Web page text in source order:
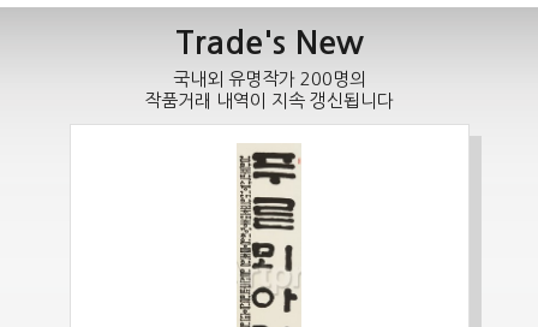
Trade's New
국내외 유명작가 200명의
작품거래 내역이 지속 갱신됩니다